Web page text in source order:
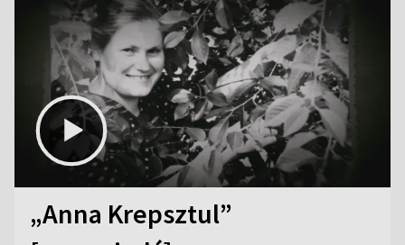
„Anna Krepsztul”